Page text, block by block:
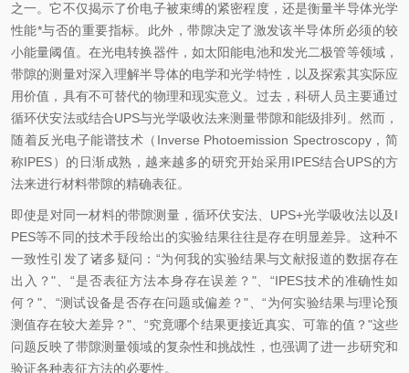
之一。它不仅揭示了价电子被束缚的紧密程度，还是衡量半导体光学
性能*与否的重要指标。此外，带隙决定了激发该半导体所必须的较
小能量阈值。在光电转换器件，如太阳能电池和发光二极管等领域，
带隙的测量对深入理解半导体的电学和光学特性，以及探索其实际应
用价值，具有不可替代的物理和现实意义。过去，科研人员主要通过
循环伏安法或结合UPS与光学吸收法来测量带隙和能级排列。然而，
随着反光电子能谱技术（Inverse Photoemission Spectroscopy，简
称IPES）的日渐成熟，越来越多的研究开始采用IPES结合UPS的方
法来进行材料带隙的精确表征。
即使是对同一材料的带隙测量，循环伏安法、UPS+光学吸收法以及I
PES等不同的技术手段给出的实验结果往往是存在明显差异。这种不
一致性引发了诸多疑问：“为何我的实验结果与文献报道的数据存在
出入？"、“是否表征方法本身存在误差？"、“IPES技术的准确性如
何？"、“测试设备是否存在问题或偏差？"、“为何实验结果与理论预
测值存在较大差异？"、“究竟哪个结果更接近真实、可靠的值？"这些
问题反映了带隙测量领域的复杂性和挑战性，也强调了进一步研究和
验证各种表征方法的必要性。